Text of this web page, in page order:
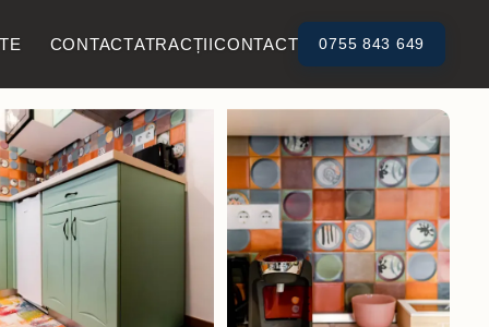
CONTACTATRACȚIICONTACT 0755 843 649